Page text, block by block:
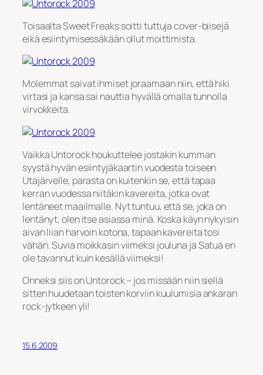
Toisaalta Sweet Freaks soitti tuttuja cover-biisejä
eikä esiintymisessäkään ollut moittimista.
Molemmat saivat ihmiset joraamaan niin, että hiki
virtasi ja kansa sai nauttia hyvällä omalla tunnolla
virvokkeita.
Vaikka Untorock houkuttelee jostakin kumman
syystä hyvän esiintyjäkaartin vuodesta toiseen
Utajärvelle, parasta on kuitenkin se, että tapaa
kerran vuodessa niitäkin kavereita, jotka ovat
lentäneet maailmalle. Nyt tuntuu, että se, joka on
lentänyt, olen itse asiassa minä. Koska käyn nykyisin
aivan liian harvoin kotona, tapaan kavereita tosi
vähän. Suvia moikkasin viimeksi jouluna ja Satua en
ole tavannut kuin kesällä viimeksi!
Onneksi siis on Untorock – jos missään niin siellä
sitten huudetaan toisten korviin kuulumisia ankaran
rock-jytkeen yli!
15.6.2009